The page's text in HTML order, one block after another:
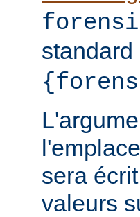
sera
valeurs